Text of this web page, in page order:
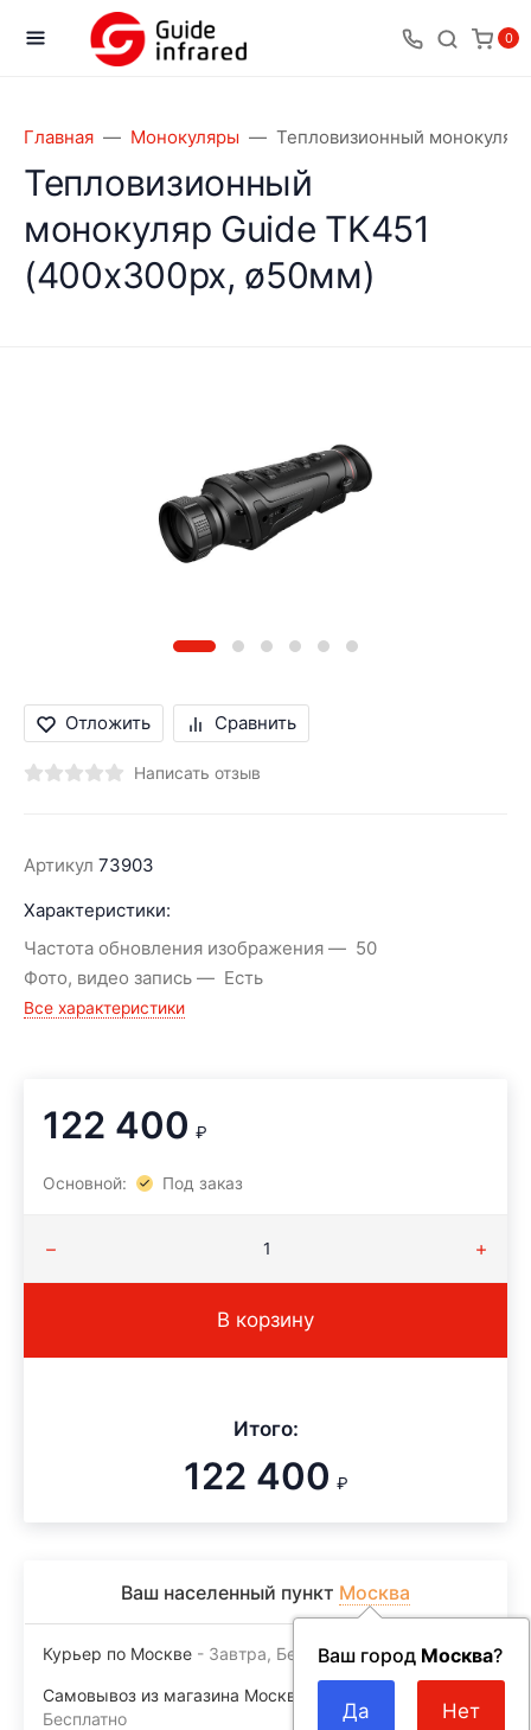
0
Главная Монокуляры Тепловизионный
Тепловизионный
монокуляр Guide TK451
(400х300px, ø50мм)
Отложить Сравнить
Написать отзыв
Артикул 73903
Характеристики:
Частота обновления изображения
50
Фото, видео запись
Есть
Все характеристики
122 400 ₽
Основной: Под заказ
В корзину
Итого:
122 400 ₽
Ваш населенный пункт Москва
Ваш город Москва?
Курьер по Москве Завтра Бесплатно
Самовывоз из магазина Москва м.ВДНХ
Бесплатно